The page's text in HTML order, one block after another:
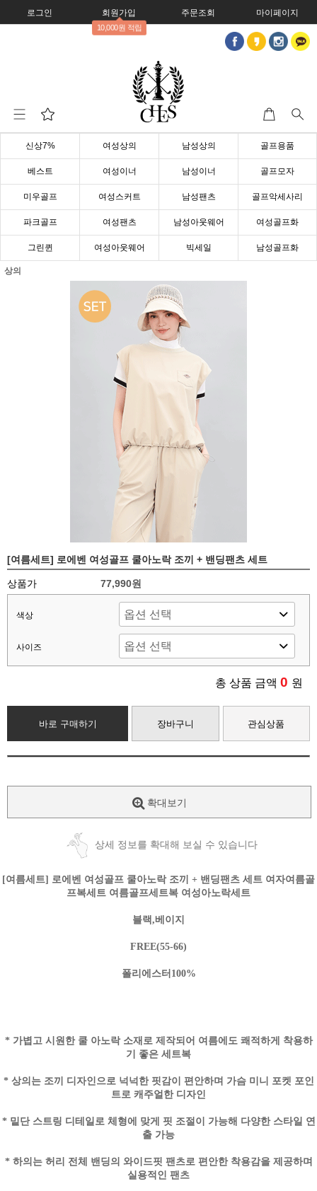
로그인 회원가입
10,000원 적립
주문조회 마이페이지
신상7% 여성상의 남성상의 골프용품
베스트 여성이너 남성이너 골프모자
미우골프 여성스커트 남성팬츠 골프악세사리
파크골프 여성팬츠 남성아웃웨어 여성골프화
그린퀸 여성아웃웨어 빅세일 남성골프화
상의
[여름세트] 로에벤 여성골프 쿨아노락 조끼 + 밴딩팬츠 세트
상품가 77,990원
색상
사이즈
총 상품 금액 0 원
바로 구매하기 장바구니 관심상품
확대보기
상세 정보를 확대해 보실 수 있습니다
[여름세트] 로에벤 여성골프 쿨아노락 조끼 + 밴딩팬츠 세트 여자여름골
프복세트 여름골프세트복 여성아노락세트
블랙,베이지
FREE(55-66)
폴리에스터100%
* 가볍고 시원한 쿨 아노락 소재로 제작되어 여름에도 쾌적하게 착용하
기 좋은 세트복
* 상의는 조끼 디자인으로 넉넉한 핏감이 편안하며 가슴 미니 포켓 포인
트로 캐주얼한 디자인
* 밑단 스트링 디테일로 체형에 맞게 핏 조절이 가능해 다양한 스타일 연
출 가능
* 하의는 허리 전체 밴딩의 와이드핏 팬츠로 편안한 착용감을 제공하며
실용적인 팬츠